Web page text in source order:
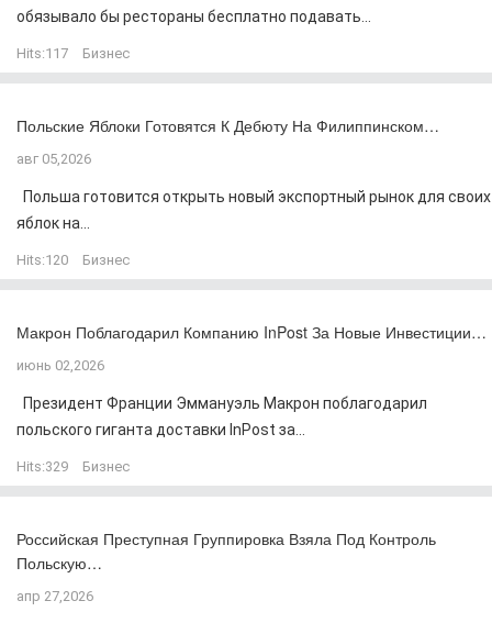
обязывало бы рестораны бесплатно подавать...
Hits:117 Бизнес
Польские Яблоки Готовятся К Дебюту На Филиппинском…
авг 05,2026
Польша готовится открыть новый экспортный рынок для своих
яблок на...
Hits:120 Бизнес
Макрон Поблагодарил Компанию InPost За Новые Инвестиции…
июнь 02,2026
Президент Франции Эммануэль Макрон поблагодарил
польского гиганта доставки InPost за...
Hits:329 Бизнес
Российская Преступная Группировка Взяла Под Контроль
Польскую…
апр 27,2026